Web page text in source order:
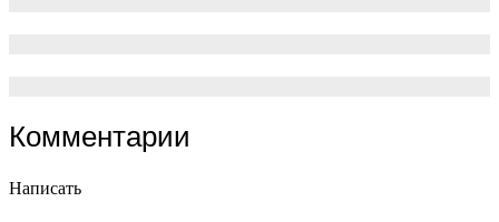
Комментарии
Написать